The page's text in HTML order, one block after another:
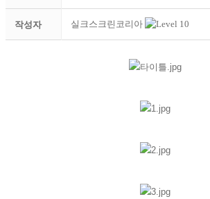
작성자 실크스크린코리아